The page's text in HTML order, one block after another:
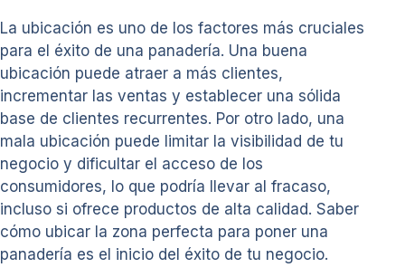
La ubicación es uno de los factores más cruciales
para el éxito de una panadería. Una buena
ubicación puede atraer a más clientes,
incrementar las ventas y establecer una sólida
base de clientes recurrentes. Por otro lado, una
mala ubicación puede limitar la visibilidad de tu
negocio y dificultar el acceso de los
consumidores, lo que podría llevar al fracaso,
incluso si ofrece productos de alta calidad. Saber
cómo ubicar la zona perfecta para poner una
panadería es el inicio del éxito de tu negocio.